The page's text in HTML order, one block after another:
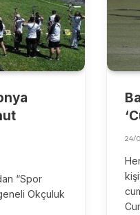
“Spor
Okçuluk
24/